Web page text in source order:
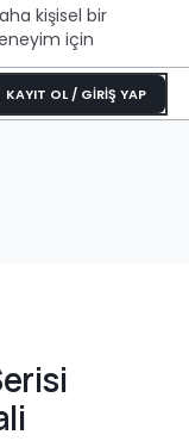
kişisel bir
için
KAYIT OL / GİRİŞ YAP